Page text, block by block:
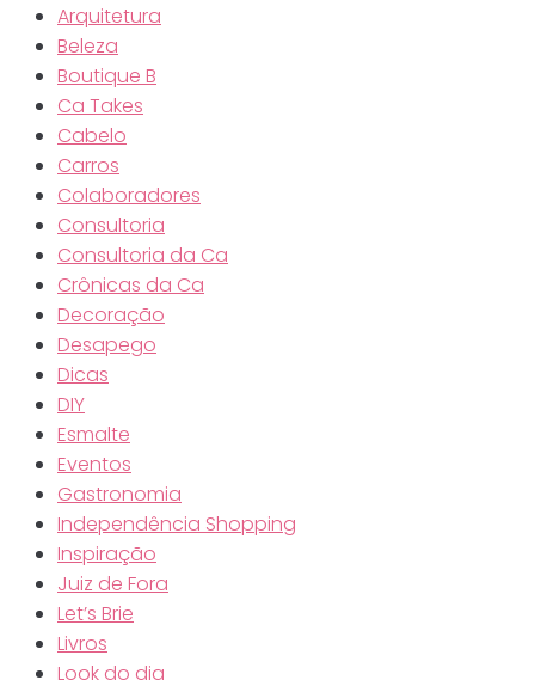
Arquitetura
Beleza
Boutique B
Ca Takes
Cabelo
Carros
Colaboradores
Consultoria
Consultoria da Ca
Crônicas da Ca
Decoração
Desapego
Dicas
DIY
Esmalte
Eventos
Gastronomia
Independência Shopping
Inspiração
Juiz de Fora
Let’s Brie
Livros
Look do dia